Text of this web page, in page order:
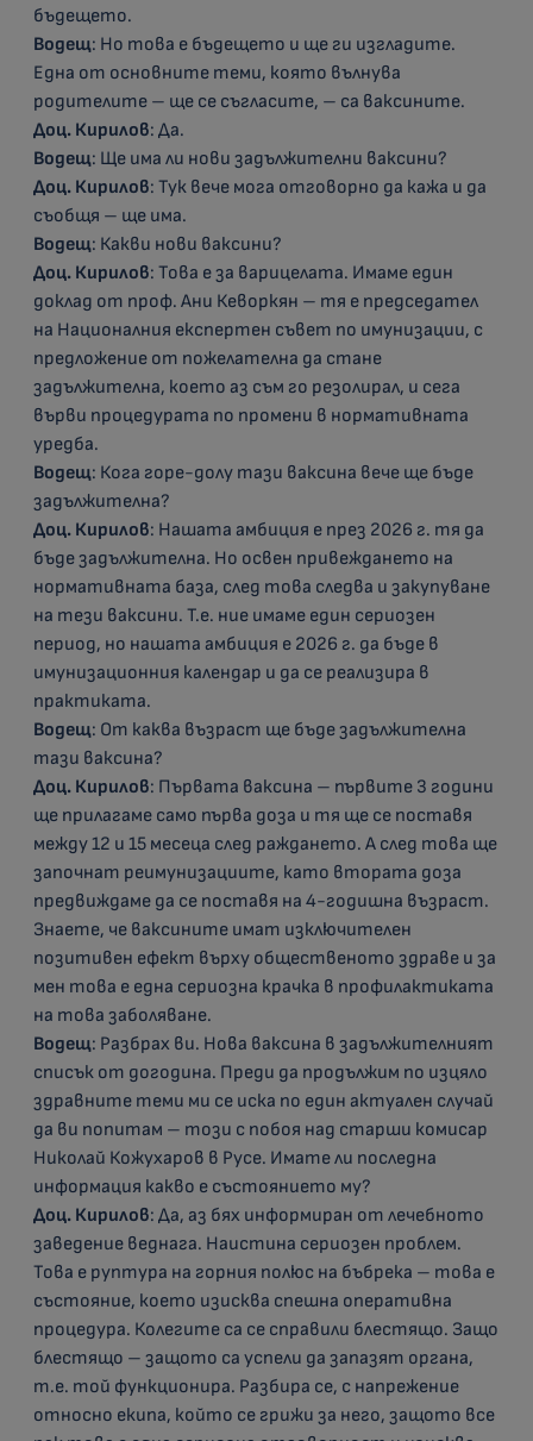
бъдещето.
Водещ: Но това е бъдещето и ще ги изгладите.
Една от основните теми, която вълнува
родителите – ще се съгласите, – са ваксините.
Доц. Кирилов: Да.
Водещ: Ще има ли нови задължителни ваксини?
Доц. Кирилов: Тук вече мога отговорно да кажа и да
съобщя – ще има.
Водещ: Какви нови ваксини?
Доц. Кирилов: Това е за варицелата. Имаме един
доклад от проф. Ани Кеворкян – тя е председател
на Националния експертен съвет по имунизации, с
предложение от пожелателна да стане
задължителна, което аз съм го резолирал, и сега
върви процедурата по промени в нормативната
уредба.
Водещ: Кога горе-долу тази ваксина вече ще бъде
задължителна?
Доц. Кирилов: Нашата амбиция е през 2026 г. тя да
бъде задължителна. Но освен привеждането на
нормативната база, след това следва и закупуване
на тези ваксини. Т.е. ние имаме един сериозен
период, но нашата амбиция е 2026 г. да бъде в
имунизационния календар и да се реализира в
практиката.
Водещ: От каква възраст ще бъде задължителна
тази ваксина?
Доц. Кирилов: Първата ваксина – първите 3 години
ще прилагаме само първа доза и тя ще се поставя
между 12 и 15 месеца след раждането. А след това ще
започнат реимунизациите, като втората доза
предвиждаме да се поставя на 4-годишна възраст.
Знаете, че ваксините имат изключителен
позитивен ефект върху общественото здраве и за
мен това е една сериозна крачка в профилактиката
на това заболяване.
Водещ: Разбрах ви. Нова ваксина в задължителният
списък от догодина. Преди да продължим по изцяло
здравните теми ми се иска по един актуален случай
да ви попитам – този с побоя над старши комисар
Николай Кожухаров в Русе. Имате ли последна
информация какво е състоянието му?
Доц. Кирилов: Да, аз бях информиран от лечебното
заведение веднага. Наистина сериозен проблем.
Това е руптура на горния полюс на бъбрека – това е
състояние, което изисква спешна оперативна
процедура. Колегите са се справили блестящо. Защо
блестящо – защото са успели да запазят органа,
т.е. той функционира. Разбира се, с напрежение
относно екипа, който се грижи за него, защото все